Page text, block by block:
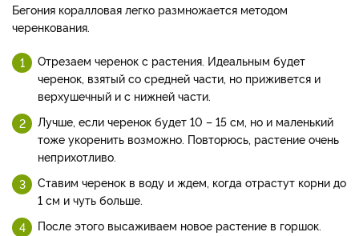
Бегония коралловая легко размножается методом
черенкования.
Отрезаем черенок с растения. Идеальным будет
черенок, взятый со средней части, но приживется и
верхушечный и с нижней части.
Лучше, если черенок будет 10 – 15 см, но и маленький
тоже укоренить возможно. Повторюсь, растение очень
неприхотливо.
Ставим черенок в воду и ждем, когда отрастут корни до
1 см и чуть больше.
После этого высаживаем новое растение в горшок.